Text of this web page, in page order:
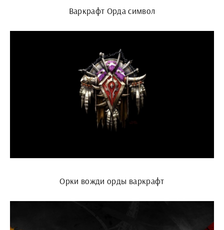
Варкрафт Орда символ
Орки вожди орды варкрафт